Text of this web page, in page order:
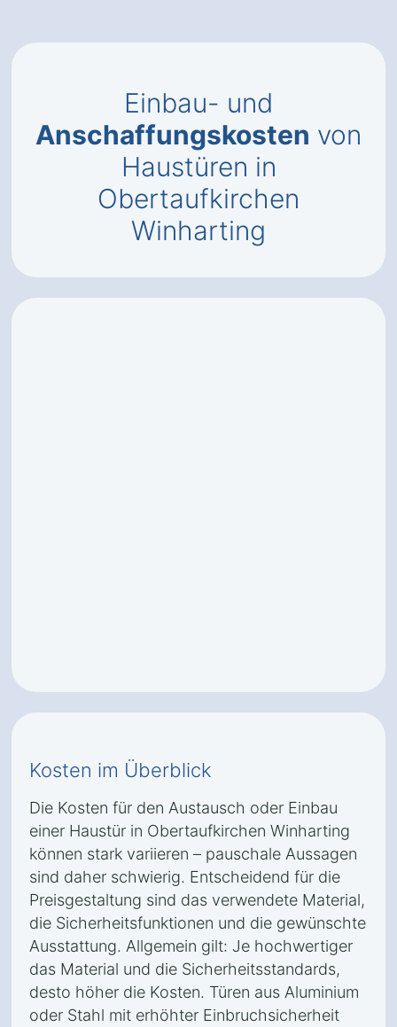
Einbau- und
Anschaffungskosten von
Haustüren in
Obertaufkirchen
Winharting
Kosten im Überblick
Die Kosten für den Austausch oder Einbau
einer Haustür in Obertaufkirchen Winharting
können stark variieren – pauschale Aussagen
sind daher schwierig. Entscheidend für die
Preisgestaltung sind das verwendete Material,
die Sicherheitsfunktionen und die gewünschte
Ausstattung. Allgemein gilt: Je hochwertiger
das Material und die Sicherheitsstandards,
desto höher die Kosten. Türen aus Aluminium
oder Stahl mit erhöhter Einbruchsicherheit